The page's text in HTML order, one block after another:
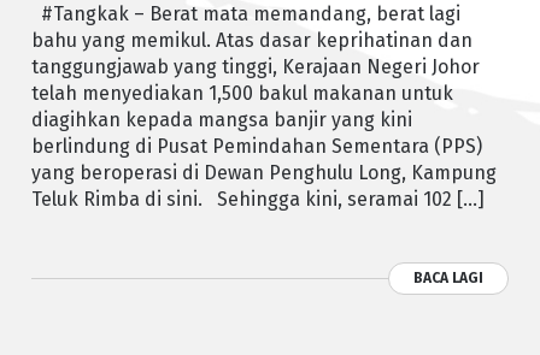
#Tangkak – Berat mata memandang, berat lagi
bahu yang memikul. Atas dasar keprihatinan dan
tanggungjawab yang tinggi, Kerajaan Negeri Johor
telah menyediakan 1,500 bakul makanan untuk
diagihkan kepada mangsa banjir yang kini
berlindung di Pusat Pemindahan Sementara (PPS)
yang beroperasi di Dewan Penghulu Long, Kampung
Teluk Rimba di sini. Sehingga kini, seramai 102 […]
BACA LAGI